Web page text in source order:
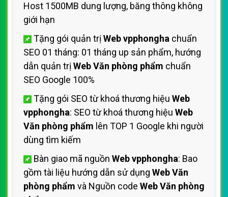
Host 1500MB dung lượng, băng thông không
giới hạn
Tặng gói quản trị Web vpphongha chuẩn
SEO 01 tháng: 01 tháng up sản phẩm, hướng
dẫn quản trị Web Văn phòng phẩm chuẩn
SEO Google 100%
Tặng gói SEO từ khoá thương hiệu Web
vpphongha: SEO từ khoá thương hiệu Web
Văn phòng phẩm lên TOP 1 Google khi người
dùng tìm kiếm
Bàn giao mã nguồn Web vpphongha: Bao
gồm tài liệu hướng dẫn sử dụng Web Văn
phòng phẩm và Nguồn code Web Văn phòng